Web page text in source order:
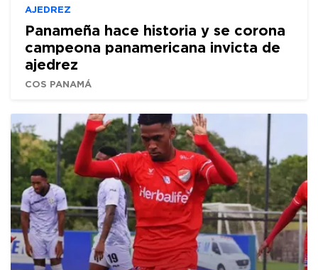
AJEDREZ
Panameña hace historia y se corona
campeona panamericana invicta de
ajedrez
COS PANAMÁ